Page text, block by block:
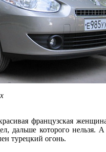
французская
дальше которого
турецкий огонь.